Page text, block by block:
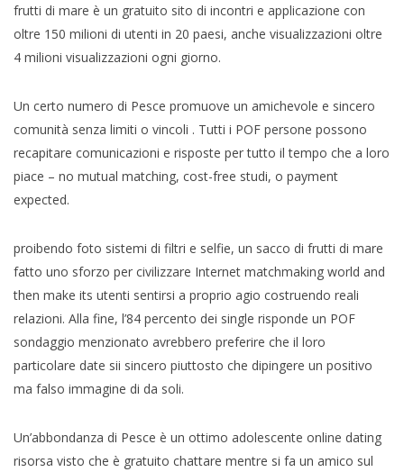
frutti di mare è un gratuito sito di incontri e applicazione con
oltre 150 milioni di utenti in 20 paesi, anche visualizzazioni oltre
4 milioni visualizzazioni ogni giorno.
Un certo numero di Pesce promuove un amichevole e sincero
comunità senza limiti o vincoli . Tutti i POF persone possono
recapitare comunicazioni e risposte per tutto il tempo che a loro
piace – no mutual matching, cost-free studi, o payment
expected.
proibendo foto sistemi di filtri e selfie, un sacco di frutti di mare
fatto uno sforzo per civilizzare Internet matchmaking world and
then make its utenti sentirsi a proprio agio costruendo reali
relazioni. Alla fine, l’84 percento dei single risponde un POF
sondaggio menzionato avrebbero preferire che il loro
particolare date sii sincero piuttosto che dipingere un positivo
ma falso immagine di da soli.
Un’abbondanza di Pesce è un ottimo adolescente online dating
risorsa visto che è gratuito chattare mentre si fa un amico sul